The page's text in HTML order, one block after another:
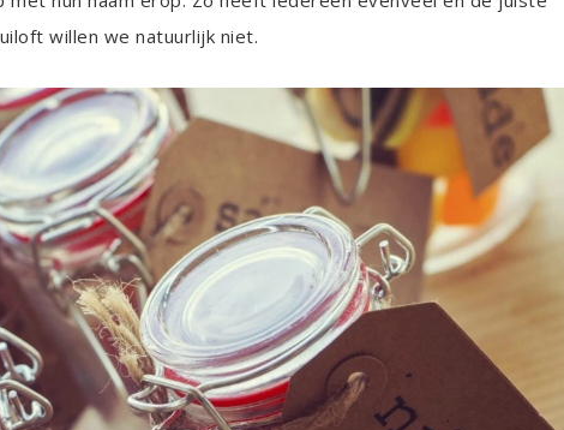
willen we natuurlijk niet.